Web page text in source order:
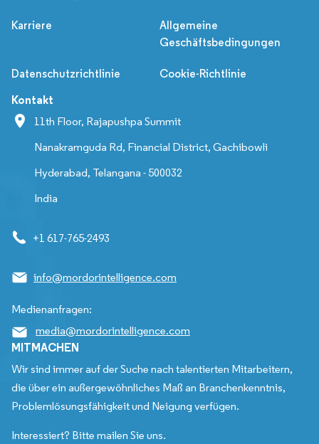
Karriere
Allgemeine
Geschäftsbedingungen
Datenschutzrichtlinie Cookie-Richtlinie
Kontakt
11th Floor, Rajapushpa Summit
Nanakramguda Rd, Financial District, Gachibowli
Hyderabad, Telangana - 500032
India
+1 617-765-2493
info@mordorintelligence.com
Medienanfragen:
media@mordorintelligence.com
MITMACHEN
Wir sind immer auf der Suche nach talentierten Mitarbeitern,
die über ein außergewöhnliches Maß an Branchenkenntnis,
Problemlösungsfähigkeit und Neigung verfügen.
Interessiert? Bitte mailen Sie uns.